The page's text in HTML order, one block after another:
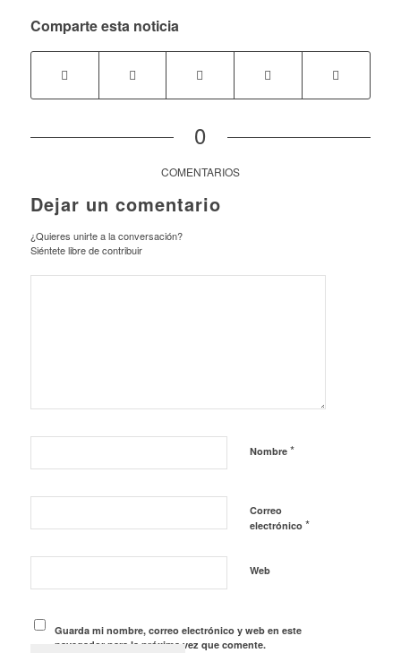
Comparte esta noticia
0
COMENTARIOS
Dejar un comentario
¿Quieres unirte a la conversación?
Siéntete libre de contribuir
Nombre *
Correo
electrónico *
Web
Guarda mi nombre, correo electrónico y web en este
navegador para la próxima vez que comente.